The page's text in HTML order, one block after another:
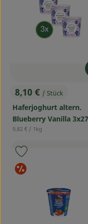
Service
, Preis:
8,10 € / Stück
Haferjoghurt altern.
Blueberry Vanilla
, Referenzpreis:
9,82 € / 1kg
Produkt zu